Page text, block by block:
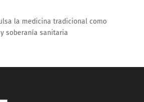
la medicina tradicional como
soberanía sanitaria